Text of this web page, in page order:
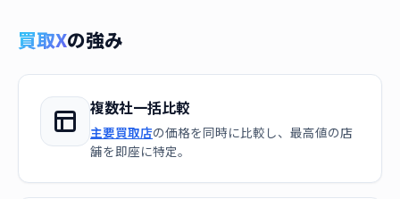
買取Xの強み
複数社一括比較
主要買取店の価格を同時に比較し、最高値の店
舗を即座に特定。